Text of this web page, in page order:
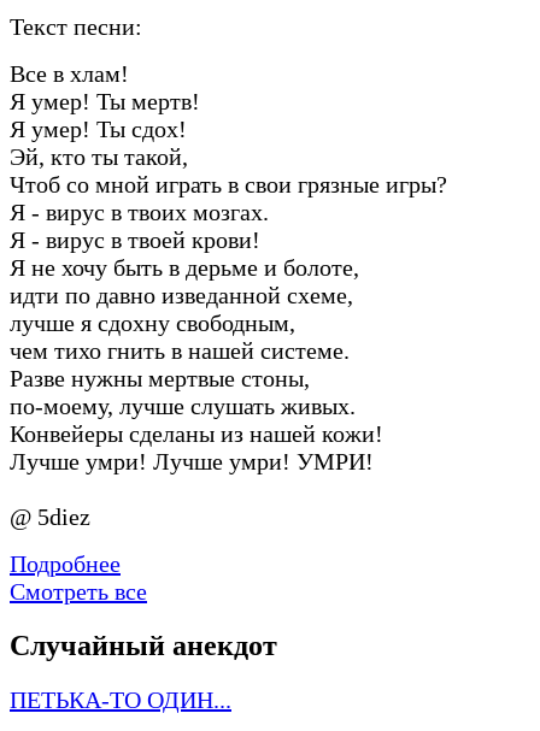
Текст песни:
Все в хлам!
Я умер! Ты мертв!
Я умер! Ты сдох!
Эй, кто ты такой,
Чтоб со мной играть в свои грязные игры?
Я - вирус в твоих мозгах.
Я - вирус в твоей крови!
Я не хочу быть в дерьме и болоте,
идти по давно изведанной схеме,
лучше я сдохну свободным,
чем тихо гнить в нашей системе.
Разве нужны мертвые стоны,
по-моему, лучше слушать живых.
Конвейеры сделаны из нашей кожи!
Лучше умри! Лучше умри! УМРИ!
@ 5diez
Подробнее
Смотреть все
Случайный анекдот
ПЕТЬКА-ТО ОДИН...